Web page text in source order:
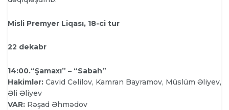
Misli Premyer Liqası, 18-ci tur
22 dekabr
14:00.“Şamaxı” – “Sabah”
Hakimlər: Cavid Cəlilov, Kamran Bayramov, Müslüm Əliyev,
Əli Əliyev
VAR: Rəşad Əhmədov